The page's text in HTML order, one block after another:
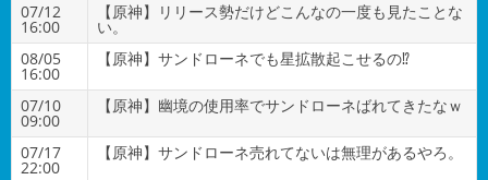
07/12
16:00
【原神】リリース勢だけどこんなの一度も見たことな
い。
08/05
16:00
【原神】サンドローネでも星拡散起こせるの⁉
07/10
09:00
【原神】幽境の使用率でサンドローネばれてきたなｗ
07/17
22:00
【原神】サンドローネ売れてないは無理があるやろ。